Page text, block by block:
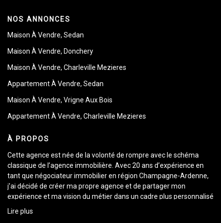
NOS ANNONCES
Maison À Vendre, Sedan
Maison À Vendre, Donchery
Maison À Vendre, Charleville Mezieres
Appartement À Vendre, Sedan
Maison À Vendre, Vrigne Aux Bois
Appartement À Vendre, Charleville Mezieres
À PROPOS
Cette agence est née de la volonté de rompre avec le schéma
classique de l’agence immobilière. Avec 20 ans d’expérience en
tant que négociateur immobilier en région Champagne-Ardenne,
j’ai décidé de créer ma propre agence et de partager mon
expérience et ma vision du métier dans un cadre plus personnalisé
et individuel.
Je serai donc votre seul et unique interlocuteur tout au long de
Lire plus